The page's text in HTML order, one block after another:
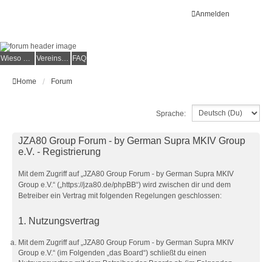
Anmelden
Wieso der e.V.? Vereinsmitglied werden FAQ
Home Forum
Sprache:
JZA80 Group Forum - by German Supra MKIV Group
e.V. - Registrierung
Mit dem Zugriff auf „JZA80 Group Forum - by German Supra MKIV
Group e.V.“ („https://jza80.de/phpBB“) wird zwischen dir und dem
Betreiber ein Vertrag mit folgenden Regelungen geschlossen:
1. Nutzungsvertrag
Mit dem Zugriff auf „JZA80 Group Forum - by German Supra MKIV
Group e.V.“ (im Folgenden „das Board“) schließt du einen